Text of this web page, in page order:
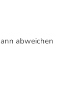
abweichen